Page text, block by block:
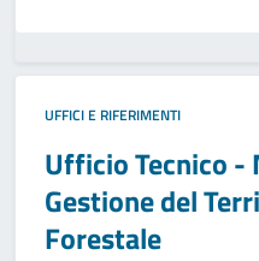
UFFICI E RIFERIMENTI
Ufficio Tecnico -
Gestione del
Forestale